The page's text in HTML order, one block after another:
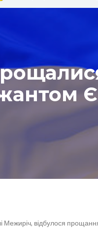
Межиріч, відбулося